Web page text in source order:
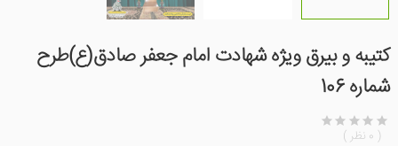
کتیبه و بیرق ویژه شهادت امام جعفر صادق(ع)طرح
شماره 106
( 0 نظر )